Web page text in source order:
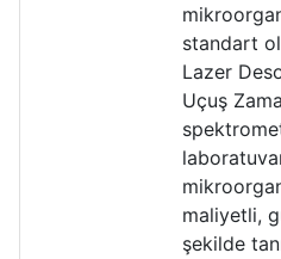
standart
Lazer
Uçuş
maliyetli,
şekilde